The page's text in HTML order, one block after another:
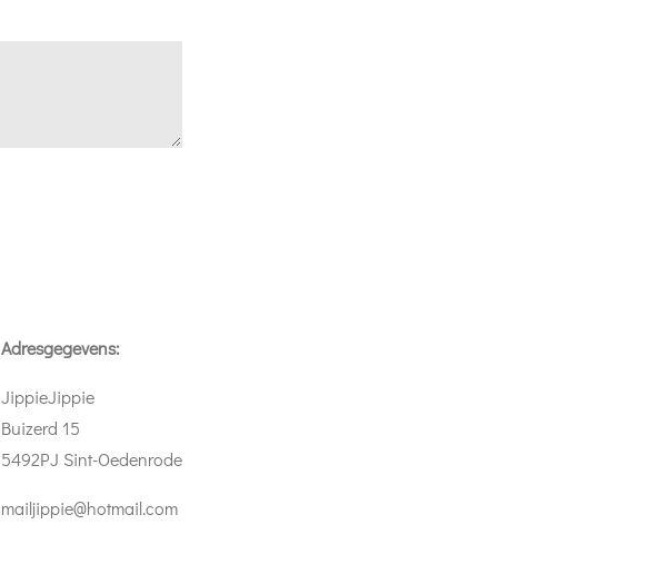
Adresgegevens:
JippieJippie
Buizerd 15
5492PJ Sint-Oedenrode
mailjippie@hotmail.com